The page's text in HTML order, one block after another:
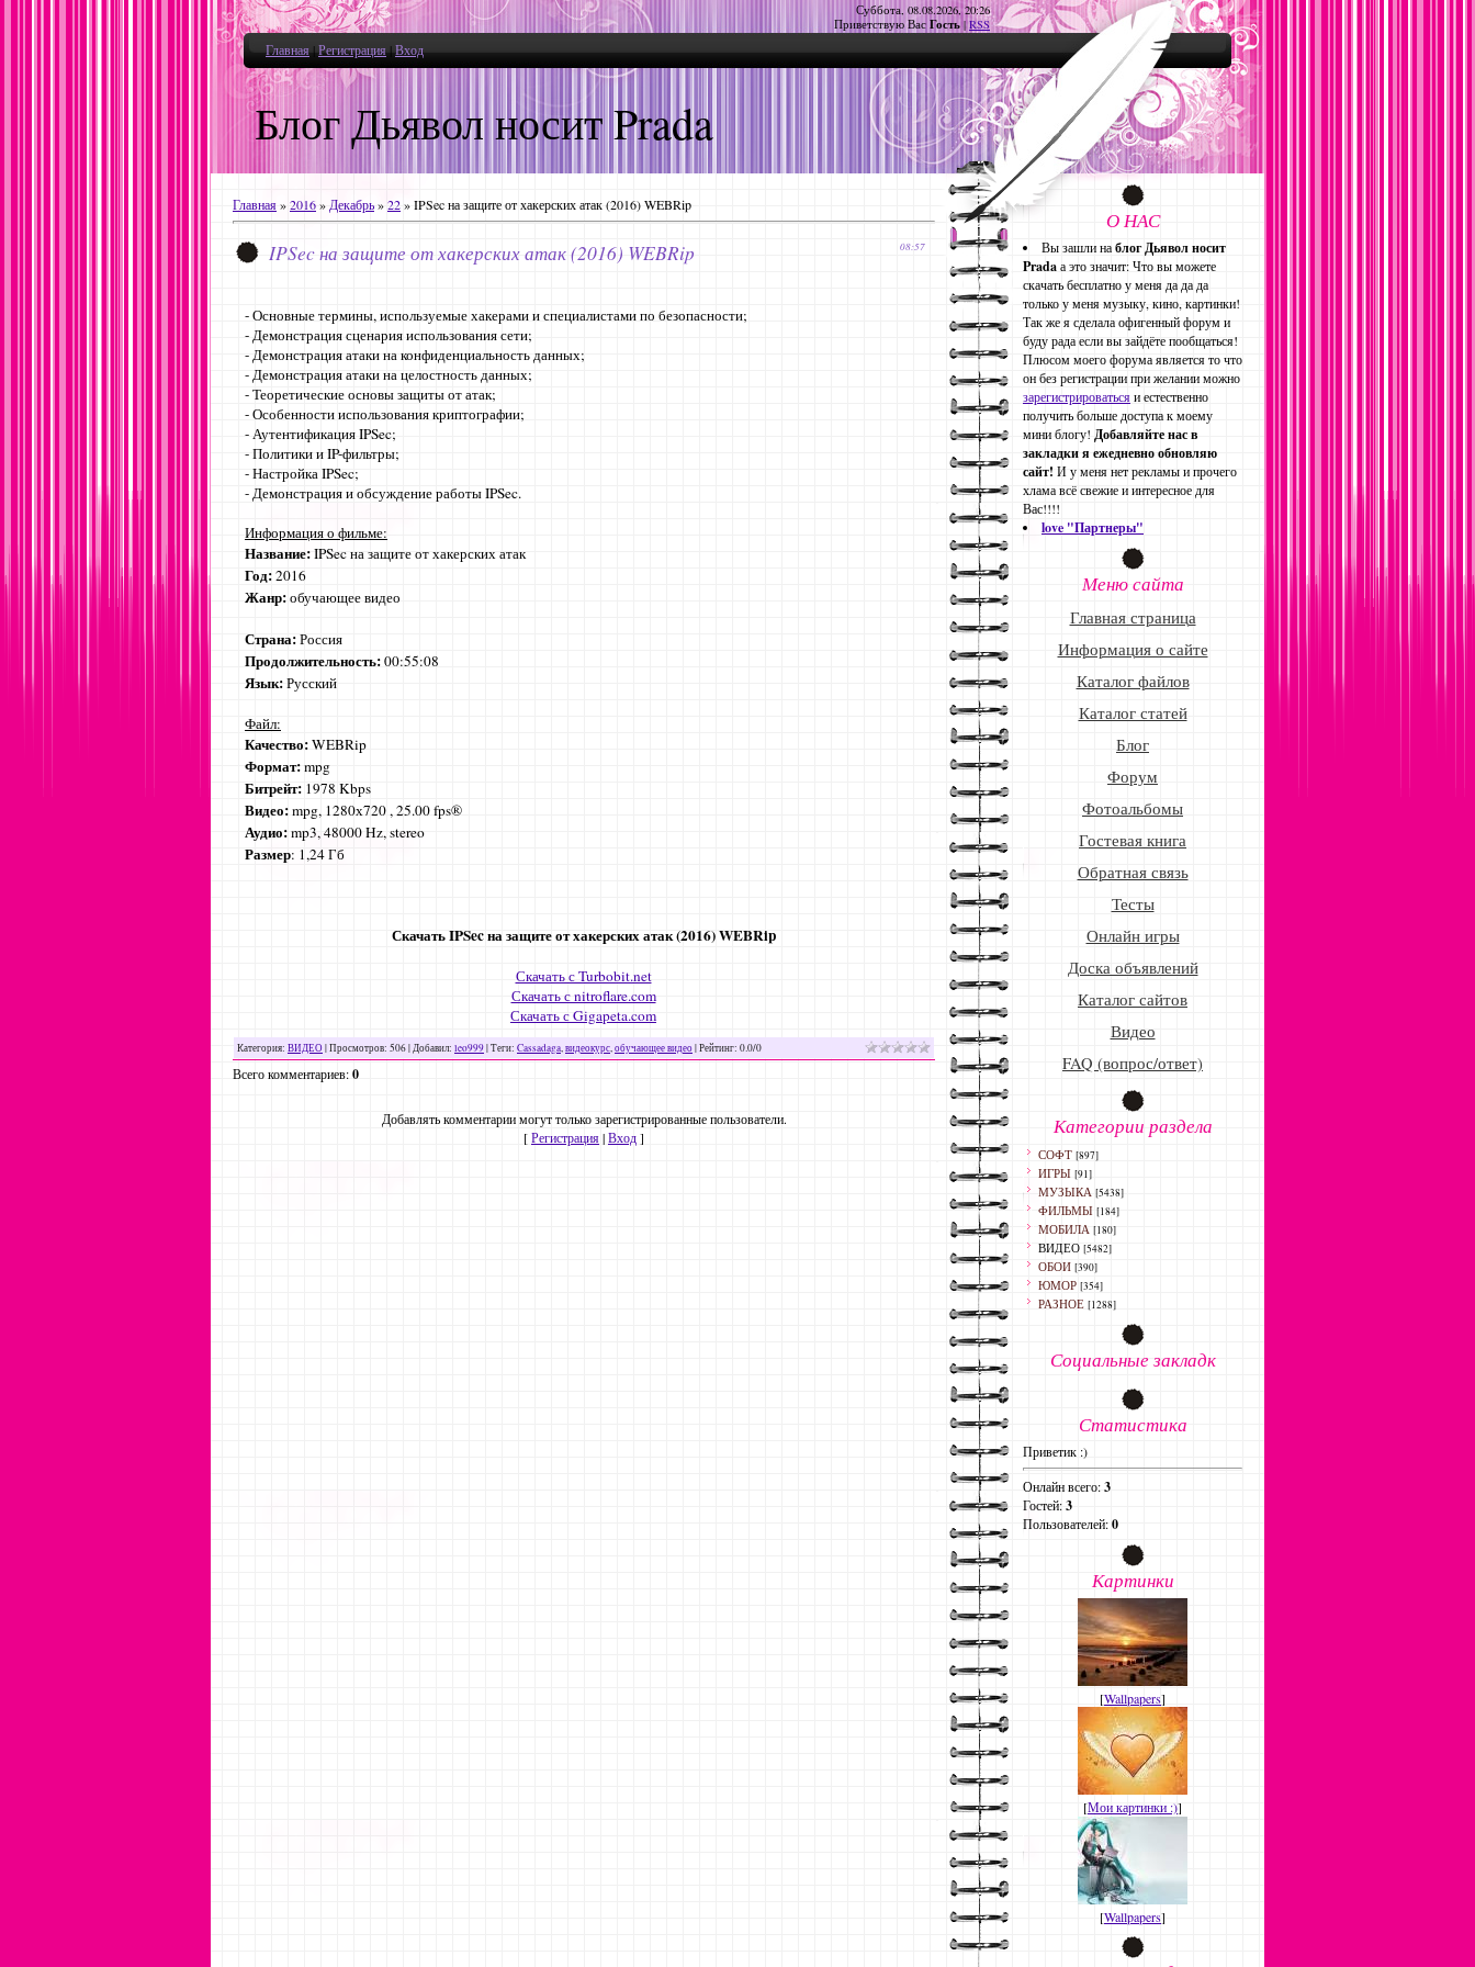
Суббота, 08.08.2026, 20:26
Приветствую Вас Гость | RSS
Блог Дьявол носит Prada
Главная|Регистрация|Вход
Главная»2016» Декабрь»22» IPSec на защите от хакерских атак (2016) WEBRip
08:57
IPSec на защите от хакерских атак (2016) WEBRip
- Основные термины, используемые хакерами и специалистами по безопасности;
- Демонстрация сценария использования сети;
- Демонстрация атаки на конфиденциальность данных;
- Демонстрация атаки на целостность данных;
- Теоретические основы защиты от атак;
- Особенности использования криптографии;
- Аутентификация IPSec;
- Политики и IP-фильтры;
- Настройка IPSec;
- Демонстрация и обсуждение работы IPSec.
Информация о фильме:
Название:IPSec на защите от хакерских атак
Год:2016
Жанр:обучающее видео
Страна:Россия
Продолжительность:00:55:08
Язык:Русский
Файл:
Качество:WEBRip
Формат:mpg
Битрейт: 1978 Kbps
Видео:mpg, 1280х720 , 25.00 fps®
Аудио:mp3, 48000 Hz, stereo
Размер: 1,24 Гб
Скачать IPSec на защите от хакерских атак (2016) WEBRip
Скачать с Turbobit.net
Скачать с nitroflare.com
Скачать с Gigapeta.com
Категория: ВИДЕО |Просмотров: 506 |Добавил: leo999|Теги: Cassadaga,видеокурс,обучающее видео|Рейтинг: 0.0/0
Всего комментариев:0
Добавлять комментарии могут только зарегистрированные пользователи.
[Регистрация|Вход]
О НАС
Вы зашли наблог Дьявол носит
Pradaа это значит: Что вы можете
скачать бесплатно у меня да да да
только у меня музыку, кино, картинки!
Так же я сделала офигенный форум и
буду рада если вы зайдёте пообщаться!
Плюсом моего форума является то что
он без регистрации при желании можно
зарегистрироватьсяи естественно
получить больше доступа к моему
мини блогу! Добавляйте нас в
закладки я ежедневно обновляю
сайт! И у меня нет рекламы и прочего
хлама всё свежие и интересное для
Вас!!!!
love "Партнеры"
Меню сайта
Главная страница
Информация о сайте
Каталог файлов
Каталог статей
Блог
Форум
Фотоальбомы
Гостевая книга
Обратная связь
Тесты
Онлайн игры
Доска объявлений
Каталог сайтов
Видео
FAQ (вопрос/ответ)
Категории раздела
СОФТ [897]
ИГРЫ [91]
МУЗЫКА [5438]
ФИЛЬМЫ [184]
МОБИЛА [180]
ВИДЕО [5482]
ОБОИ [390]
ЮМОР [354]
РАЗНОЕ [1288]
Социальные закладк
Статистика
Приветик :)
Онлайн всего:3
Гостей:3
Пользователей:0
Картинки
[Wallpapers]
[Мои картинки :)]
[Wallpapers]